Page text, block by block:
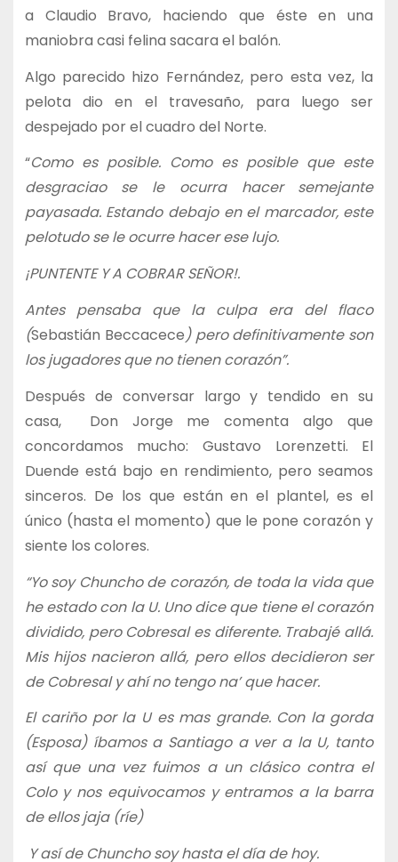
a Claudio Bravo, haciendo que éste en una
maniobra casi felina sacara el balón.
Algo parecido hizo Fernández, pero esta vez, la
pelota dio en el travesaño, para luego ser
despejado por el cuadro del Norte.
“Como es posible. Como es posible que este
desgraciao se le ocurra hacer semejante
payasada. Estando debajo en el marcador, este
pelotudo se le ocurre hacer ese lujo.
¡PUNTENTE Y A COBRAR SEÑOR!.
Antes pensaba que la culpa era del flaco
(Sebastián Beccacece) pero definitivamente son
los jugadores que no tienen corazón”.
Después de conversar largo y tendido en su
casa, Don Jorge me comenta algo que
concordamos mucho: Gustavo Lorenzetti. El
Duende está bajo en rendimiento, pero seamos
sinceros. De los que están en el plantel, es el
único (hasta el momento) que le pone corazón y
siente los colores.
“Yo soy Chuncho de corazón, de toda la vida que
he estado con la U. Uno dice que tiene el corazón
dividido, pero Cobresal es diferente. Trabajé allá.
Mis hijos nacieron allá, pero ellos decidieron ser
de Cobresal y ahí no tengo na’ que hacer.
El cariño por la U es mas grande. Con la gorda
(Esposa) íbamos a Santiago a ver a la U, tanto
así que una vez fuimos a un clásico contra el
Colo y nos equivocamos y entramos a la barra
de ellos jaja (ríe)
Y así de Chuncho soy hasta el día de hoy.